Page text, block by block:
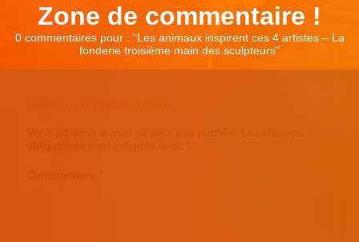
Zone de commentaire !
0 commentaires pour : "Les animaux inspirent ces 4 artistes – La
fonderie troisième main des sculpteurs"